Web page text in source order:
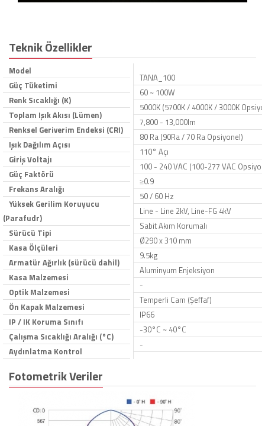
Teknik Özellikler
Model
Güç Tüketimi
Renk Sıcaklığı (K)
Toplam Işık Akısı (Lümen)
Renksel Geriverim Endeksi (CRI)
Işık Dağılım Açısı
Giriş Voltajı
Güç Faktörü
Frekans Aralığı
Yüksek Gerilim Koruyucu
(Parafudr)
Sürücü Tipi
Kasa Ölçüleri
Armatür Ağırlık (sürücü dahil)
Kasa Malzemesi
Optik Malzemesi
Ön Kapak Malzemesi
IP / IK Koruma Sınıfı
Çalışma Sıcaklığı Aralığı (°C)
Aydınlatma Kontrol
TANA_100
60 ~ 100W
5000K (5700K / 4000K / 3000K
7,800 - 13,000lm
80 Ra (90Ra / 70 Ra Opsiyonel)
110° Açı
100 - 240 VAC (100-277 VAC
≥0.9
50 / 60 Hz
Line - Line 2kV, Line-FG 4kV
Sabit Akım Korumalı
Ø290 x 310 mm
9.5kg
Aluminyum Enjeksiyon
-
Temperli Cam (Şeffaf)
IP66
-30°C ~ 40°C
-
Fotometrik Veriler